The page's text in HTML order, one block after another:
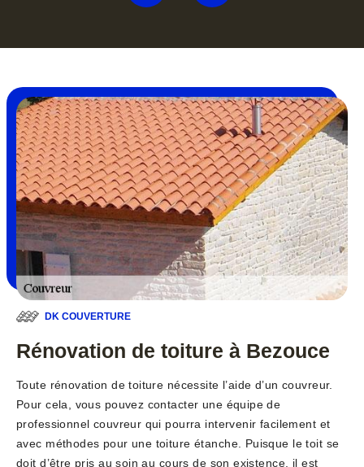
DK COUVERTURE
Rénovation de toiture à Bezouce
Toute rénovation de toiture nécessite l’aide d’un couvreur.
Pour cela, vous pouvez contacter une équipe de
professionnel couvreur qui pourra intervenir facilement et
avec méthodes pour une toiture étanche. Puisque le toit se
doit d’être pris au soin au cours de son existence, il est